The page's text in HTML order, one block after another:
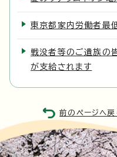
東京都家内労働者最
戦没者等のご遺族の
が支給されます
前のページへ戻